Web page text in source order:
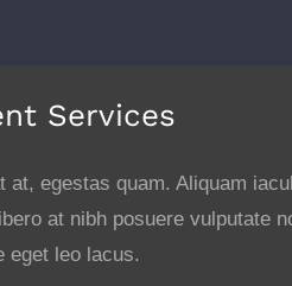
Services
at, egestas quam. Aliquam
at nibh posuere vulputate
eget leo lacus.